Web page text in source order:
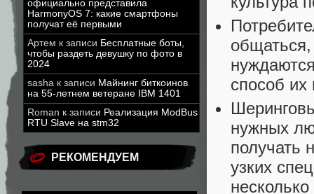
официально представила
HarmonyOS 7: какие смартфоны
получат её первыми
Артем к записи Бесплатные боты,
чтобы раздеть девушку по фото в
2024
sasha к записи Майнинг биткоинов
на 55-летнем ветеране IBM 1401
Roman к записи Реализация ModBus
RTU Slave на stm32
РЕКОМЕНДУЕМ
способ
нужных
получать
узких